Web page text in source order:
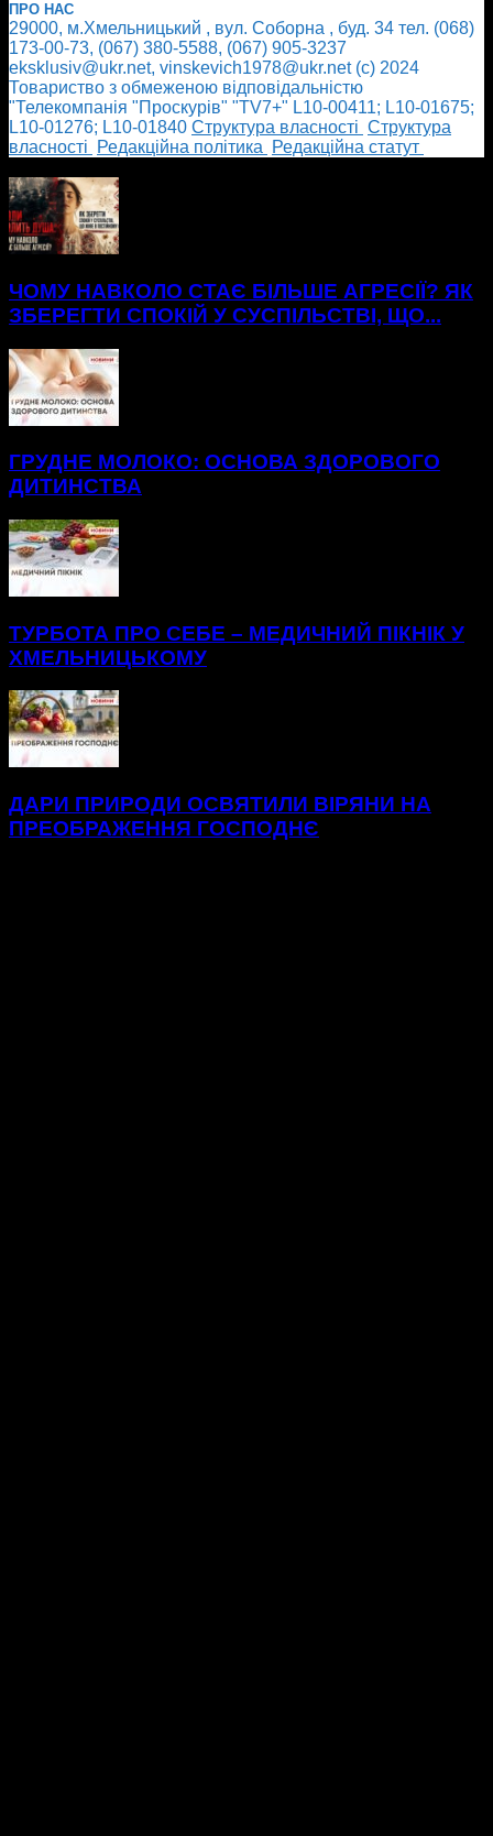
ПРО НАС
29000, м.Хмельницький , вул. Соборна , буд. 34 тел. (068)
173-00-73, (067) 380-5588, (067) 905-3237
eksklusiv@ukr.net, vinskevich1978@ukr.net (с) 2024
Товариство з обмеженою відповідальністю
"Телекомпанія "Проскурів" "TV7+" L10-00411; L10-01675;
L10-01276; L10-01840 Cтруктура власності Cтруктура
власності
Редакційна політика
Редакційна статут
ЧОМУ НАВКОЛО СТАЄ БІЛЬШЕ АГРЕСІЇ? ЯК
ЗБЕРЕГТИ СПОКІЙ У СУСПІЛЬСТВІ, ЩО...
ГРУДНЕ МОЛОКО: ОСНОВА ЗДОРОВОГО
ДИТИНСТВА
ТУРБОТА ПРО СЕБЕ – МЕДИЧНИЙ ПІКНІК У
ХМЕЛЬНИЦЬКОМУ
ДАРИ ПРИРОДИ ОСВЯТИЛИ ВІРЯНИ НА
ПРЕОБРАЖЕННЯ ГОСПОДНЄ